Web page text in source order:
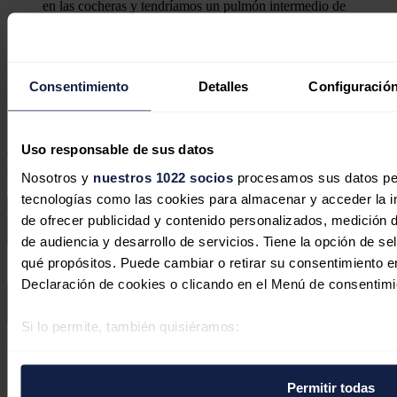
Consentimiento Detalles
Uso responsable de sus datos
Nosotros y nuestros 1022 sociosprocesamos sus datos
tecnologías como las cookies para almacenar y acceder la
de ofrecer publicidad y contenido personalizados, medición
de audiencia y desarrollo de servicios. Tiene la opción de
qué propósitos. Puede cambiar o retirar su consentimiento
Declaración de cookies o clicando en el Menú de
Si lo permite, también quisiéramos:
Identificar su dispositivo analizándolo activamente
Permitir todas
en las cocheras y tendríamos un pulmón intermedio de
Tu dirección de correo electrónico no será publicada. Todos los
campos son obligatorios
Este sitio web está protegido por reCAPTCHA y la Política de
privacidad
y